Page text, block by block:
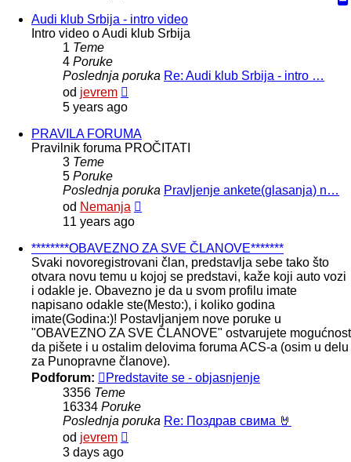
Audi klub Srbija - intro video
Intro video o Audi klub Srbija
1 Teme
4 Poruke
Poslednja poruka Re: Audi klub Srbija - intro …
od jevrem
5 years ago
PRAVILA FORUMA
Pravilnik foruma PROČITATI
3 Teme
5 Poruke
Poslednja poruka Pravljenje ankete(glasanja) n…
od Nemanja
11 years ago
********OBAVEZNO ZA SVE ČLANOVE*******
Svaki novoregistrovani član, predstavlja sebe tako što
otvara novu temu u kojoj se predstavi, kaže koji auto vozi
i odakle je. Obavezno je da u svom profilu imate
napisano odakle ste(Mesto:), i koliko godina
imate(Godina:)! Postavljanjem nove poruke u
"OBAVEZNO ZA SVE ČLANOVE" ostvarujete mogućnost
da pišete i u ostalim delovima foruma ACS-a (osim u delu
za Punopravne članove).
Podforum:
Predstavite se - objasnjenje
3356 Teme
16334 Poruke
Poslednja poruka Re: Поздрав свима 🤘
od jevrem
3 days ago